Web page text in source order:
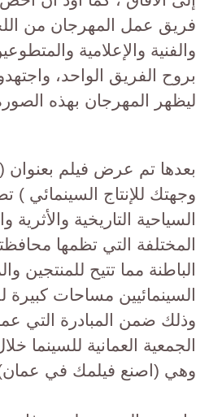
فريق عمل المهرجان من
والفنية والإعلامية
بروح الفريق الواحد،
ليظهر المهرجان بهذه
بعدها تم عرض فيلم بعنوان (
وجهتك للإنتاج السينمائي )
السياحية التاريخية والأثرية
المختلفة التي تظمها
الباطنة مما تتيح للمنتجين
السينمائيين مساحات كبيرة
وذلك ضمن المبادرة التي
الجمعية العمانية للسينما
وهي (اصنع فيلمك في